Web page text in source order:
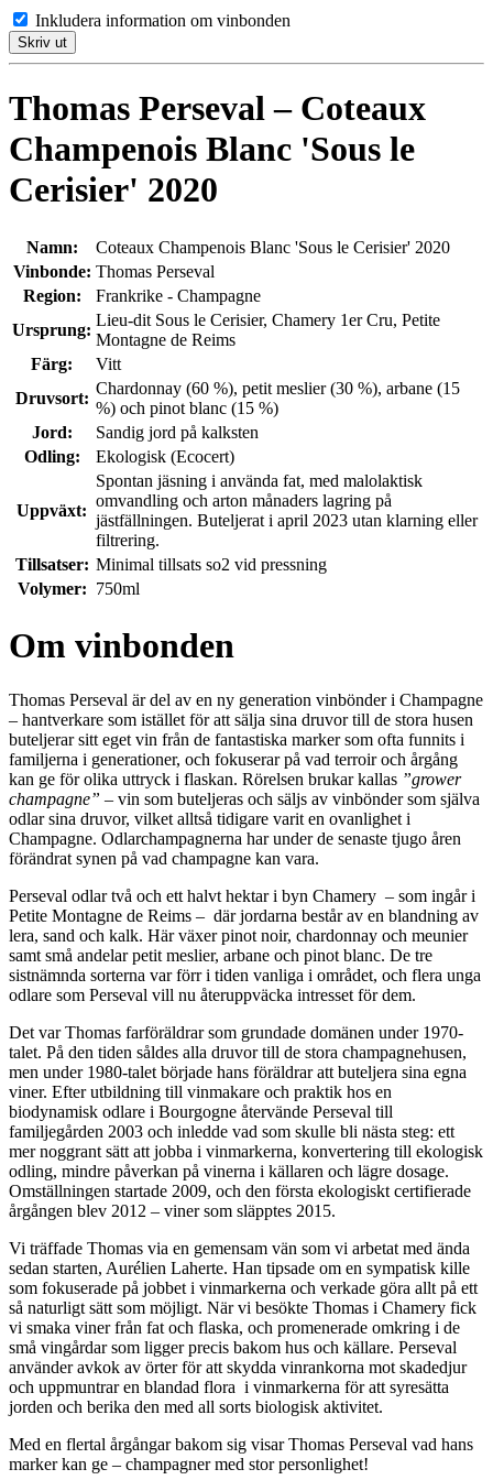
Inkludera information om vinbonden
Skriv ut
Thomas Perseval – Coteaux
Champenois Blanc 'Sous le
Cerisier' 2020
Namn:
Coteaux Champenois Blanc 'Sous le Cerisier' 2020
Vinbonde: Thomas Perseval
Region:
Frankrike - Champagne
Ursprung:
Lieu-dit Sous le Cerisier, Chamery 1er Cru, Petite
Montagne de Reims
Färg:
Vitt
Druvsort:
Chardonnay (60 %), petit meslier (30 %), arbane (15
%) och pinot blanc (15 %)
Jord:
Sandig jord på kalksten
Odling:
Ekologisk (Ecocert)
Uppväxt:
Spontan jäsning i använda fat, med malolaktisk
omvandling och arton månaders lagring på
jästfällningen. Buteljerat i april 2023 utan klarning eller
filtrering.
Tillsatser: Minimal tillsats so2 vid pressning
Volymer: 750ml
Om vinbonden
Thomas Perseval är del av en ny generation vinbönder i Champagne
– hantverkare som istället för att sälja sina druvor till de stora husen
buteljerar sitt eget vin från de fantastiska marker som ofta funnits i
familjerna i generationer, och fokuserar på vad terroir och årgång
kan ge för olika uttryck i flaskan. Rörelsen brukar kallas ”grower
champagne” – vin som buteljeras och säljs av vinbönder som själva
odlar sina druvor, vilket alltså tidigare varit en ovanlighet i
Champagne. Odlarchampagnerna har under de senaste tjugo åren
förändrat synen på vad champagne kan vara.
Perseval odlar två och ett halvt hektar i byn Chamery – som ingår i
Petite Montagne de Reims – där jordarna består av en blandning av
lera, sand och kalk. Här växer pinot noir, chardonnay och meunier
samt små andelar petit meslier, arbane och pinot blanc. De tre
sistnämnda sorterna var förr i tiden vanliga i området, och flera unga
odlare som Perseval vill nu återuppväcka intresset för dem.
Det var Thomas farföräldrar som grundade domänen under 1970-
talet. På den tiden såldes alla druvor till de stora champagnehusen,
men under 1980-talet började hans föräldrar att buteljera sina egna
viner. Efter utbildning till vinmakare och praktik hos en
biodynamisk odlare i Bourgogne återvände Perseval till
familjegården 2003 och inledde vad som skulle bli nästa steg: ett
mer noggrant sätt att jobba i vinmarkerna, konvertering till ekologisk
odling, mindre påverkan på vinerna i källaren och lägre dosage.
Omställningen startade 2009, och den första ekologiskt certifierade
årgången blev 2012 – viner som släpptes 2015.
Vi träffade Thomas via en gemensam vän som vi arbetat med ända
sedan starten, Aurélien Laherte. Han tipsade om en sympatisk kille
som fokuserade på jobbet i vinmarkerna och verkade göra allt på ett
så naturligt sätt som möjligt. När vi besökte Thomas i Chamery fick
vi smaka viner från fat och flaska, och promenerade omkring i de
små vingårdar som ligger precis bakom hus och källare. Perseval
använder avkok av örter för att skydda vinrankorna mot skadedjur
och uppmuntrar en blandad flora i vinmarkerna för att syresätta
jorden och berika den med all sorts biologisk aktivitet.
Med en flertal årgångar bakom sig visar Thomas Perseval vad hans
marker kan ge – champagner med stor personlighet!